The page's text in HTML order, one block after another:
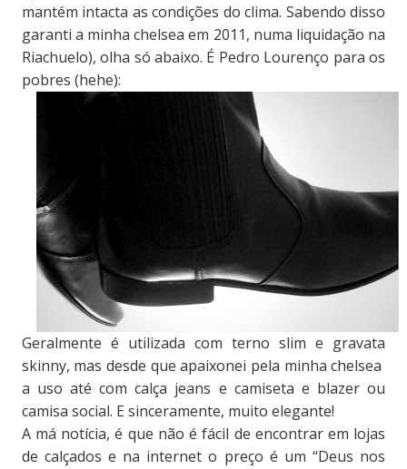
mantém intacta as condições do clima. Sabendo disso
garanti a minha chelsea em 2011, numa liquidação na
Riachuelo), olha só abaixo. É Pedro Lourenço para os
pobres (hehe):
Geralmente é utilizada com terno slim e gravata
skinny, mas desde que apaixonei pela minha chelsea
a uso até com calça jeans e camiseta e blazer ou
camisa social. E sinceramente, muito elegante!
A má notícia, é que não é fácil de encontrar em lojas
de calçados e na internet o preço é um “Deus nos